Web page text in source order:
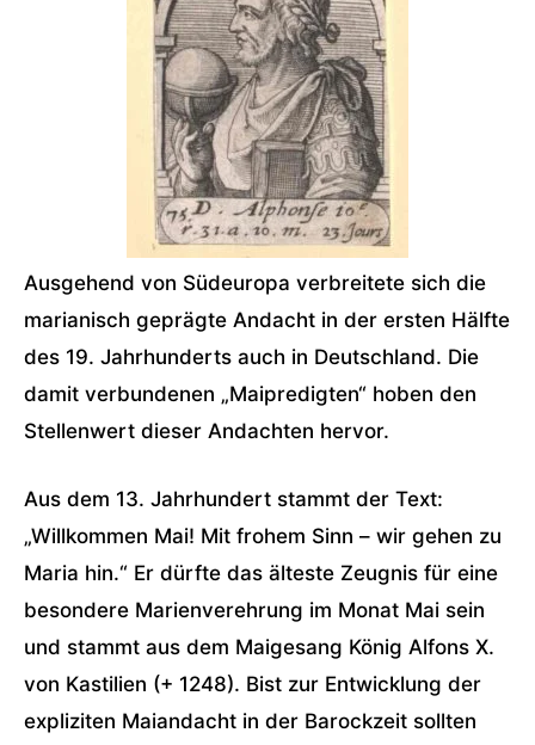
Ausgehend von Südeuropa verbreitete sich die
marianisch geprägte Andacht in der ersten Hälfte
des 19. Jahrhunderts auch in Deutschland. Die
damit verbundenen „Maipredigten“ hoben den
Stellenwert dieser Andachten hervor.
Aus dem 13. Jahrhundert stammt der Text:
„Willkommen Mai! Mit frohem Sinn – wir gehen zu
Maria hin.“ Er dürfte das älteste Zeugnis für eine
besondere Marienverehrung im Monat Mai sein
und stammt aus dem Maigesang König Alfons X.
von Kastilien (+ 1248). Bist zur Entwicklung der
expliziten Maiandacht in der Barockzeit sollten